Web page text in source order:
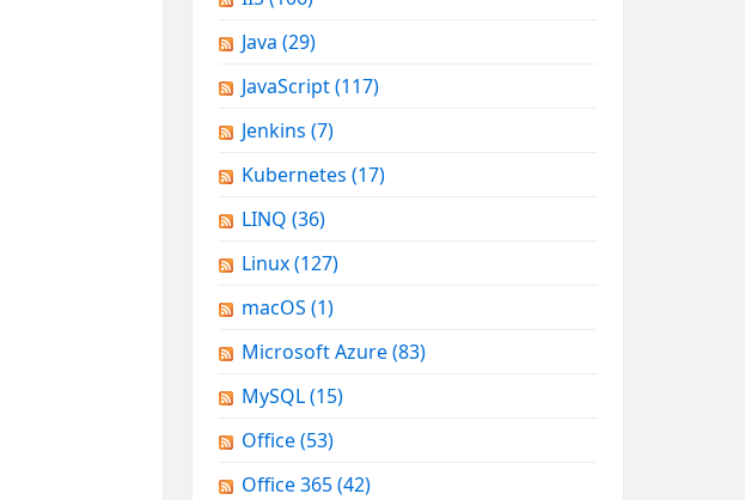
Java (29)
JavaScript(117)
Jenkins (7)
Kubernetes (17)
LINQ (36)
Linux(127)
macOS (1)
Microsoft Azure(83)
MySQL(15)
Office(53)
Office 365(42)